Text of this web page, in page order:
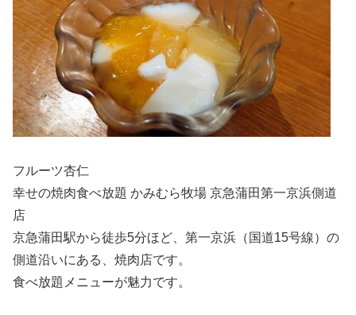
フルーツ杏仁
幸せの焼肉食べ放題 かみむら牧場 京急蒲田第一京浜側道
店
京急蒲田駅から徒歩5分ほど、第一京浜（国道15号線）の
側道沿いにある、焼肉店です。
食べ放題メニューが魅力です。